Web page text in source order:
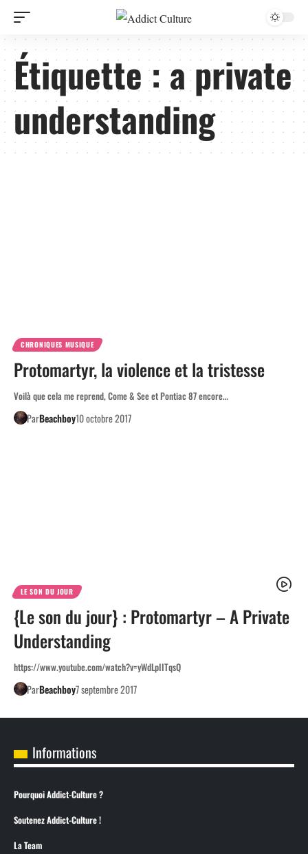
Étiquette :a private
understanding
CHRONIQUES MUSIQUE
Protomartyr, la violence et la tristesse
Voilà que cela me reprend, Come & See et Pontiac 87 encore…
ParBeachboy10 octobre 2017
LE SON DU JOUR
{Le son du jour} : Protomartyr – A Private
Understanding
https://www.youtube.com/watch?v=yWdLpIITqsQ
ParBeachboy7 septembre 2017
Informations
Pourquoi Addict-Culture ?
Soutenez Addict-Culture !
La Team